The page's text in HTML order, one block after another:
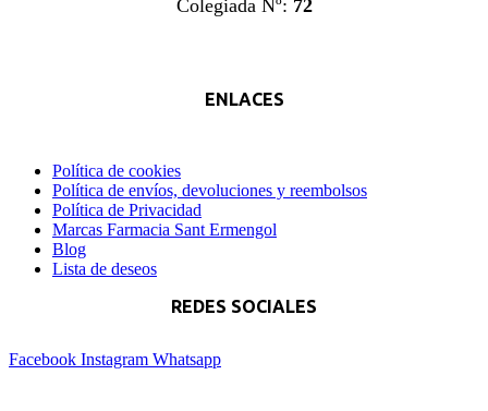
Colegiada Nº: 72
ENLACES
Política de cookies
Política de envíos, devoluciones y reembolsos
Política de Privacidad
Marcas Farmacia Sant Ermengol
Blog
Lista de deseos
REDES SOCIALES
Facebook Instagram Whatsapp